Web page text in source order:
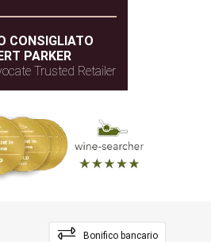
CONSIGLIATO
PARKER
Trusted Retailer
Bonifico bancario